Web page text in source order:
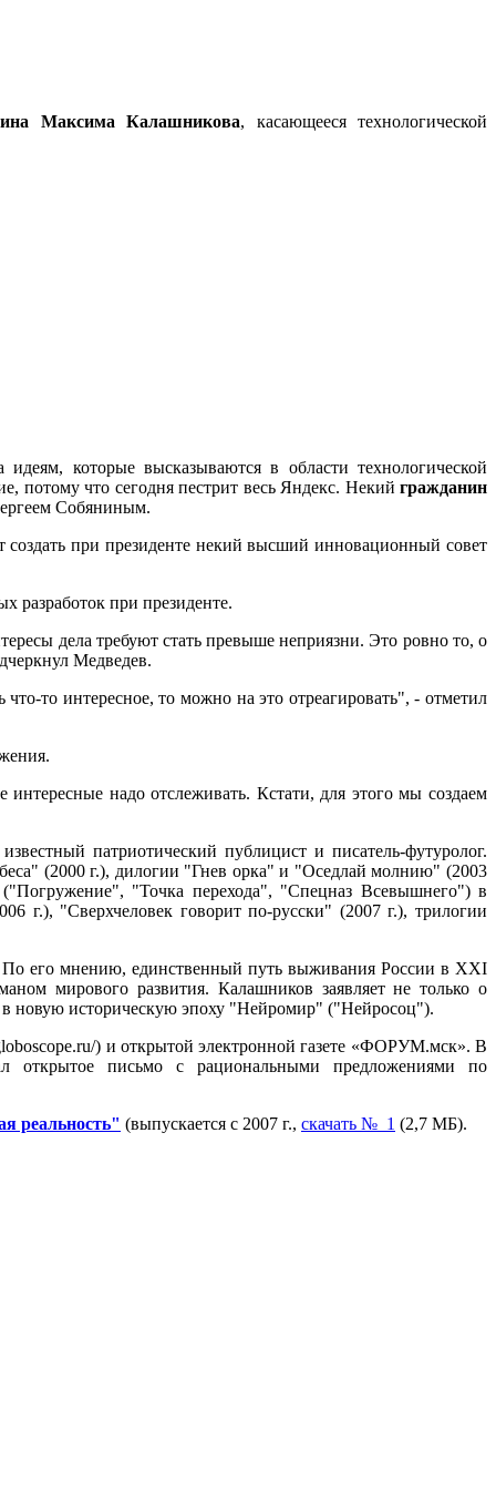
Максима Калашникова, касающееся технологической
которые высказываются в области технологической
потому что сегодня пестрит весь Яндекс. Некий гражданин
Собяниным.
создать при президенте некий высший инновационный совет
разработок при президенте.
дела требуют стать превыше неприязни. Это ровно то, о
Медведев.
то интересное, то можно на это отреагировать", - отметил
надо отслеживать. Кстати, для этого мы создаем
патриотический публицист и писатель-футуролог.
(2000 г.), дилогии "Гнев орка" и "Оседлай молнию" (2003
"Точка перехода", "Спецназ Всевышнего") в
г.), "Сверхчеловек говорит по-русски" (2007 г.), трилогии
По его мнению, единственный путь выживания России в XXI
мирового развития. Калашников заявляет не только о
новую историческую эпоху "Нейромир" ("Нейросоц").
) и открытой электронной газете «ФОРУМ.мск». В
открытое письмо с рациональными предложениями по
реальность" (выпускается с 2007 г., скачать № 1 (2,7 МБ).